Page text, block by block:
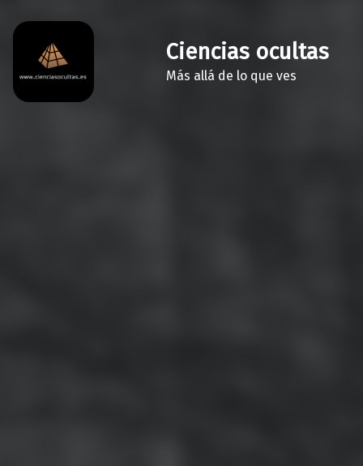
Ciencias ocultas
Más allá de lo que ves